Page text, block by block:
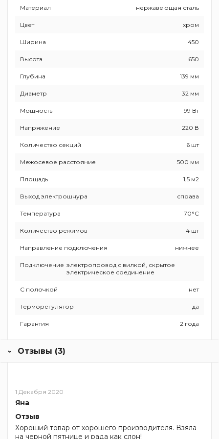
Материал нержавеющая сталь
Цвет хром
Ширина 450
Высота 650
Глубина 139 мм
Диаметр 32 мм
Мощность 99 Вт
Напряжение 220 В
Количество секций 6 шт
Межосевое расстояние 500 мм
Площадь 1,5 м2
Выход электрошнура справа
Температура 70°С
Количество режимов 4 шт
Направление подключения нижнее
Подключение электропровод с вилкой, скрытое
электрическое соединение
С полочкой нет
Терморегулятор да
Гарантия 2 года
Отзывы (3)
1 Декабря 2020
Яна
Отзыв
Хороший товар от хорошего производителя. Взяла
на черной пятнице и рада как слон!